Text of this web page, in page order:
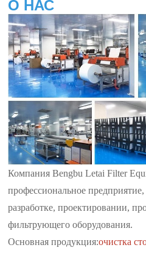
О НАС
Компания Bengbu Letai Filter
профессиональное
разработке, проектировании,
фильтрующего оборудования.
Основная продукция:очистка